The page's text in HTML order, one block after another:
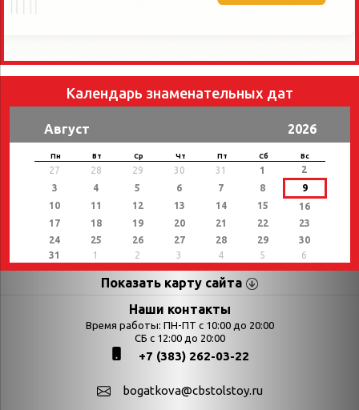
Календарь знаменательных дат
Август 2026
Пн Вт Ср Чт Пт Сб Вс
27 28 29 30 31 1
2
3
4 5 6 7 8
9
10
11 12 13 14 15
16
17
18 19 20 21 22
23
24
25 26 27 28 29
30
31
1 2 3 4 5 6
Показать карту сайта
Страницы Категории
Календарь
Выставки
День в истории
День в истории.
Наши контакты
Время работы: ПН-ПТ с 10:00 до 20:00
СБ с 12:00 до 20:00
+7 (383) 262-03-22
bogatkova@cbstolstoy.ru